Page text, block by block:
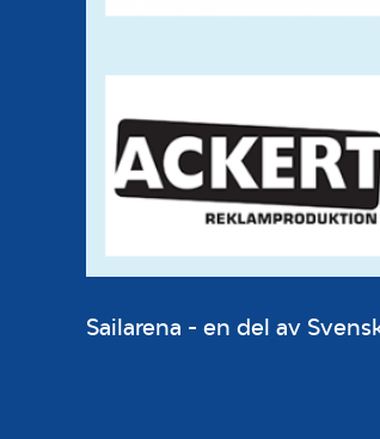
Sailarena - en del av